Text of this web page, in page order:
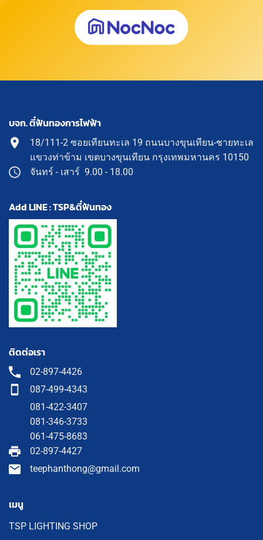
บจก. ตี๋ฟันทองการไฟฟ้า
18/111-2 ซอยเทียนทะเล 19 ถนนบางขุนเทียน-ชายทะเล
แขวงท่าข้าม เขตบางขุนเทียน กรุงเทพมหานคร 10150
จันทร์ - เสาร์ 9.00 - 18.00
Add LINE : TSP&ตี๋ฟันทอง
ติดต่อเรา
02-897-4426
087-499-4343
081-422-3407
081-346-3733
061-475-8683
02-897-4427
teephanthong@gmail.com
เมนู
TSP LIGHTING SHOP